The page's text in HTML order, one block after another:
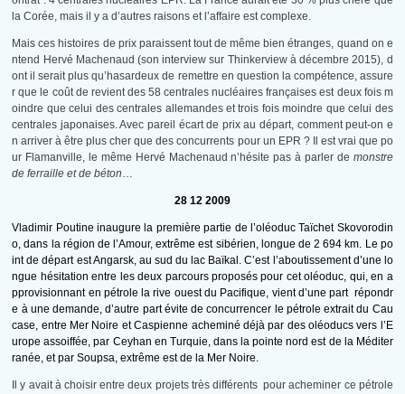
la Corée, mais il y a d’autres raisons et l’affaire est complexe.
Mais ces histoires de prix paraissent tout de même bien étranges, quand on e
ntend Hervé Machenaud (son interview sur Thinkerview à décembre 2015), d
ont il serait plus qu’hasardeux de remettre en question la compétence, assure
r que le coût de revient des 58 centrales nucléaires françaises est deux fois m
oindre que celui des centrales allemandes et trois fois moindre que celui des
centrales japonaises. Avec pareil écart de prix au départ, comment peut-on e
n arriver à être plus cher que des concurrents pour un EPR ? Il est vrai que po
ur Flamanville, le même Hervé Machenaud n’hésite pas à parler de monstre
de ferraille et de béton…
28 12 2009
Vladimir Poutine inaugure la première partie de l’oléoduc Taïchet Skovorodin
o, dans la région de l’Amour, extrême est sibérien, longue de 2 694 km. Le po
int de départ est Angarsk, au sud du lac Baïkal. C’est l’aboutissement d’une lo
ngue hésitation entre les deux parcours proposés pour cet oléoduc, qui, en a
pprovisionnant en pétrole la rive ouest du Pacifique, vient d’une part répondr
e à une demande, d’autre part évite de concurrencer le pétrole extrait du Cau
case, entre Mer Noire et Caspienne acheminé déjà par des oléoducs vers l’E
urope assoiffée, par Ceyhan en Turquie, dans la pointe nord est de la Méditer
ranée, et par Soupsa, extrême est de la Mer Noire.
Il y avait à choisir entre deux projets très différents pour acheminer ce pétrole